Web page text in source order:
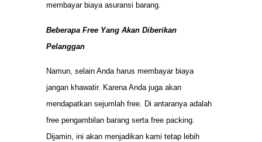
membayar biaya asuransi barang.
Beberapa Free Yang Akan Diberikan
Pelanggan
Namun, selain Anda harus membayar biaya
jangan khawatir. Karena Anda juga akan
mendapatkan sejumlah free. Di antaranya adalah
free pengambilan barang serta free packing.
Dijamin, ini akan menjadikan kami tetap lebih